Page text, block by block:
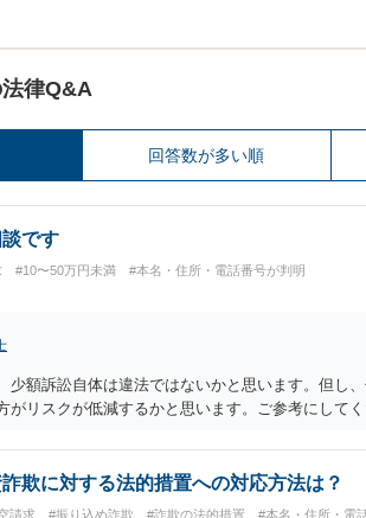
律Q&A
回答数が多い順
です
#10〜50万円未満 #本名・住所・電話番号が判明
少額訴訟自体は違法ではないかと思います。但し
がリスクが低減するかと思います。ご参考にしてく
欺に対する法的措置への対応方法は？
請求 #振り込め詐欺 #詐欺の法的措置 #本名・住所・電